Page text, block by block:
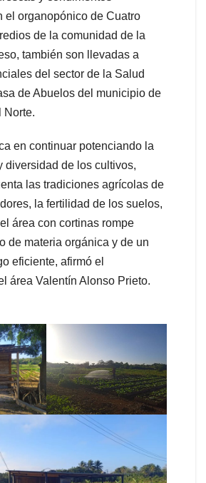
el organopónico de Cuatro
de la comunidad de la
también son llevadas a
del sector de la Salud
de Abuelos del municipio de
Norte.
en continuar potenciando la
diversidad de los cultivos,
las tradiciones agrícolas de
la fertilidad de los suelos,
área con cortinas rompe
de materia orgánica y de un
eficiente, afirmó el
área Valentín Alonso Prieto.